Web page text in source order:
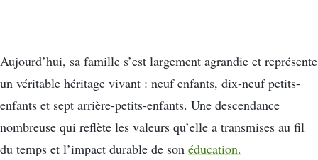
Aujourd’hui, sa famille s’est largement agrandie et représente
un véritable héritage vivant : neuf enfants, dix-neuf petits-
enfants et sept arrière-petits-enfants. Une descendance
nombreuse qui reflète les valeurs qu’elle a transmises au fil
du temps et l’impact durable de son éducation.